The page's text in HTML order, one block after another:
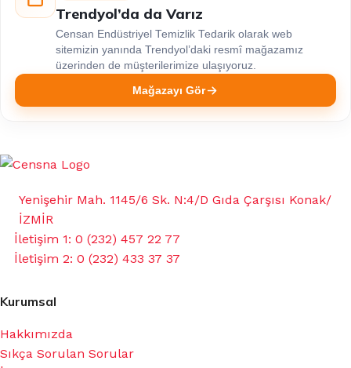
Trendyol’da da Varız
Censan Endüstriyel Temizlik Tedarik olarak web
sitemizin yanında Trendyol’daki resmî mağazamız
üzerinden de müşterilerimize ulaşıyoruz.
Mağazayı Gör
Yenişehir Mah. 1145/6 Sk. N:4/D Gıda Çarşısı Konak/
İZMİR
İletişim 1: 0 (232) 457 22 77
İletişim 2: 0 (232) 433 37 37
Kurumsal
Hakkımızda
Sıkça Sorulan Sorular